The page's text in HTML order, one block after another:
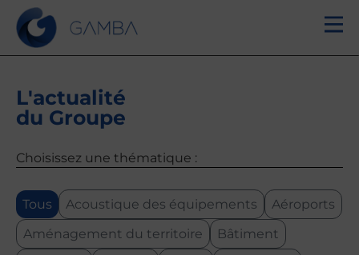
L'actualité
du Groupe
Choisissez une thématique :
Acoustique des équipements
Aéroports
Aménagement du territoire
Bâtiment
Tous